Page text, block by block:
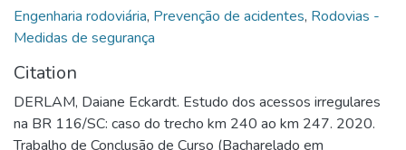
Engenharia rodoviária, Prevenção de acidentes, Rodovias -
Medidas de segurança
Citation
DERLAM, Daiane Eckardt. Estudo dos acessos irregulares
na BR 116/SC: caso do trecho km 240 ao km 247. 2020.
Trabalho de Conclusão de Curso (Bacharelado em